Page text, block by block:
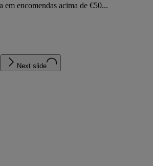
em encomendas acima de €50...
Next slide